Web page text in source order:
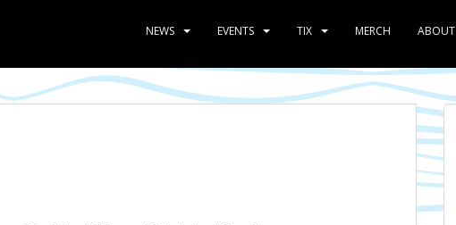
NEWS EVENTS TIX MERCH ABOUT